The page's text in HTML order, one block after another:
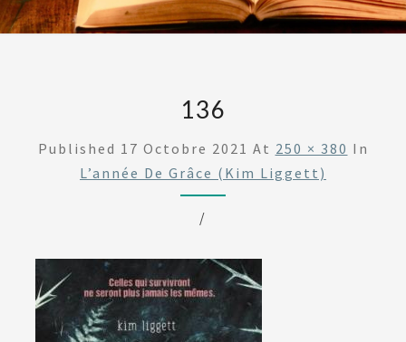
136
Published 17 Octobre 2021 At 250 × 380 In
L’année De Grâce (Kim Liggett)
/